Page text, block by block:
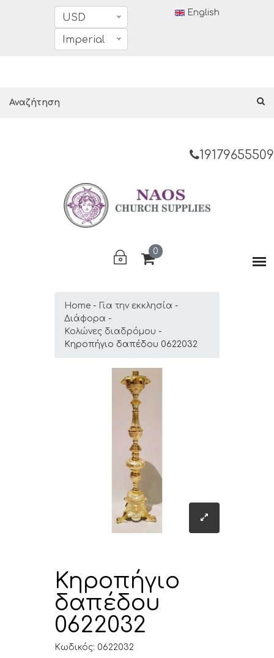
USD
Imperial
English
19179655509
0
Home
Για την εκκλησία
Διάφορα
Κολώνες διαδρόμου
Κηροπήγιο δαπέδου 0622032
Κηροπήγιο
δαπέδου
0622032
Κωδικός: 0622032